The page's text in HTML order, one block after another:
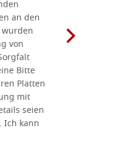
an den
von
Bitte
Platten
mit
seien
Ich kann